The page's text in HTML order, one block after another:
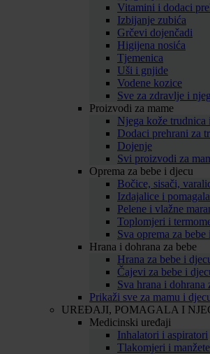
Vitamini i dodaci
Izbijanje zubića
Grčevi dojenčadi
Higijena nosića
Tjemenica
Uši i gnjide
Vodene kozice
Sve za zdravlje i
Proizvodi za mame
Njega kože trudnica
Dodaci prehrani za
Dojenje
Svi proizvodi za
Oprema za bebe i djecu
Bočice, sisači,
Izdajalice i
Pelene i vlažne
Toplomjeri i
Sva oprema za bebe
Hrana i dohrana za bebe
Hrana za bebe i
Čajevi za bebe i
Sva hrana i dohrana
Prikaži sve za mamu i
UREĐAJI, POMAGALA I
Medicinski uređaji
Inhalatori i aspiratori
Tlakomjeri i manžete